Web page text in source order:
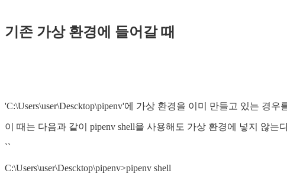
기존 가상 환경에 들어갈 때
'C:\Users\user\Descktop\pipenv'에 가상 환경을 이미 만들고 있는 경우
이 때는 다음과 같이 pipenv shell을 사용해도 가상 환경에 넣지 않는
``
C:\Users\user\Descktop\pipenv>pipenv shell